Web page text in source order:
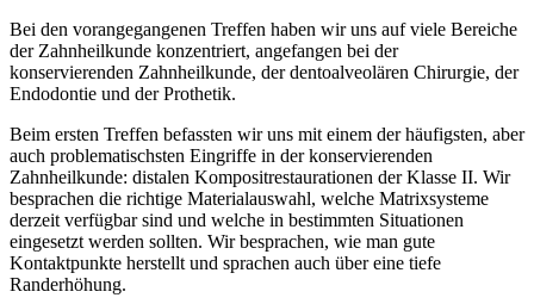
Bei den vorangegangenen Treffen haben wir uns auf viele Bereiche
der Zahnheilkunde konzentriert, angefangen bei der
konservierenden Zahnheilkunde, der dentoalveolären Chirurgie, der
Endodontie und der Prothetik.
Beim ersten Treffen befassten wir uns mit einem der häufigsten, aber
auch problematischsten Eingriffe in der konservierenden
Zahnheilkunde: distalen Kompositrestaurationen der Klasse II. Wir
besprachen die richtige Materialauswahl, welche Matrixsysteme
derzeit verfügbar sind und welche in bestimmten Situationen
eingesetzt werden sollten. Wir besprachen, wie man gute
Kontaktpunkte herstellt und sprachen auch über eine tiefe
Randerhöhung.